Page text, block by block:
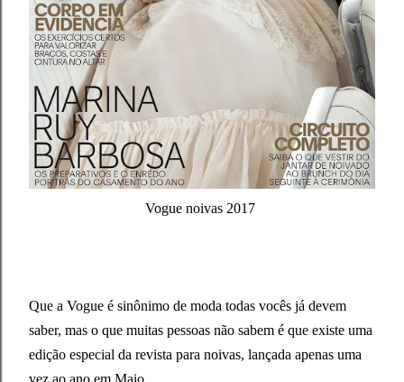
Vogue noivas 2017
Que a Vogue é sinônimo de moda todas vocês já devem
saber, mas o que muitas pessoas não sabem é que existe uma
edição especial da revista para noivas, lançada apenas uma
vez ao ano em Maio.